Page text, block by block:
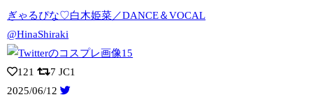
ぎゃるぴな♡白木姫菜／DANCE＆VOCAL
@HinaShiraki
121 7 JC1
2025/06/12